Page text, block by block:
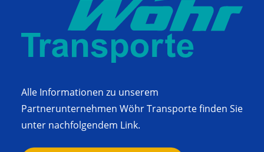
Alle Informationen zu unserem
Partnerunternehmen Wöhr Transporte finden Sie
unter nachfolgendem Link.